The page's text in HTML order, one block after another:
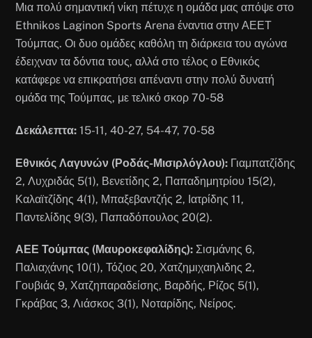
Μια πολύ σημαντική νίκη πέτυχε η ομάδα μας απόψε στο
Ethnikos Laginon Sports Arena έναντια στην ΑΕΕΤ
Τούμπας. Οι δυο ομάδες καθόλη τη διάρκεια του αγώνα
έδειχναν τα δόντια τους, αλλά στο τέλος ο Εθνικός
κατάφερε να επικρατήσει απέναντι στην πολύ δυνατή
ομάδα της Τούμπας, με τελικό σκορ 70-58
Δεκάλεπτα: 15-11, 40-27, 54-47, 70-58
Εθνικός Λαγυνών (Ροδάς-Μισιρλόγλου): Γιαμπατζίδης
2, Λυχριδάς 5(1), Βενετίδης 2, Παπαδημητρίου 15(2),
Καλαϊτζίδης 4(1), Μπαξεβαντζής 2, Ιατρίδης 11,
Παντελίδης 9(3), Παπαδόπουλος 20(2).
ΑΕΕ Τούμπας (Μαυροκεφαλίδης): Σισμάνης 6,
Παλιαχάνης 10(1), Τόζιος 20, Χατζημιχαηλιδης 2,
Γουβιάς 9, Χατζηπαραδείσης, Βαρδής, Ρίζος 5(1),
Γκράβας 3, Λιάσκος 3(1), Νοταρίδης, Νείρος.